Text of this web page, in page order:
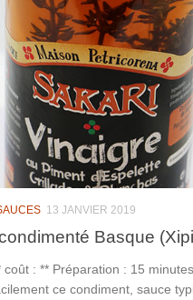
13 JANVIER 2019
Basque
coût : ** Préparation : 15
ce condiment, sauce